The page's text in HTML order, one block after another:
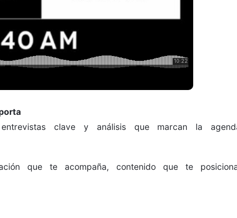
clave y análisis que marcan la
que te acompaña, contenido que te